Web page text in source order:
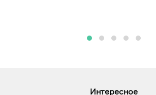
Интересное